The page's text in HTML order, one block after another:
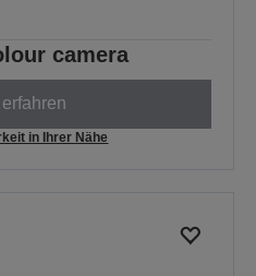
camera
erfahren
in Ihrer Nähe